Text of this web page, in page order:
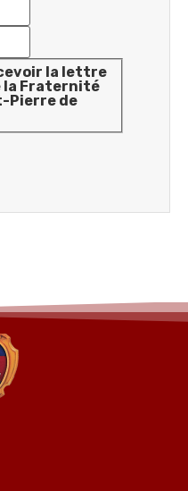
la lettre
la Fraternité
Pierre de